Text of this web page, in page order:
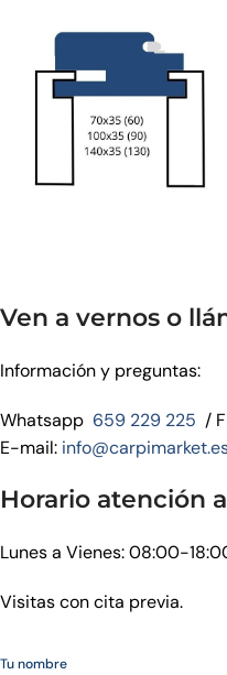
Ven a vernos o
Información y preguntas:
Whatsapp 659 229 225 /
E-mail:
Horario atención
Lunes a Vienes: 08:00-
Visitas con cita previa.
Tu nombre